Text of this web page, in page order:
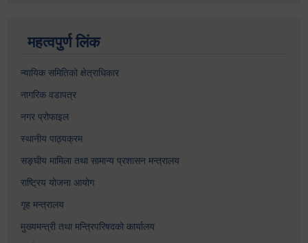
महत्वपुर्ण लिंक
न्यायिक समितिको क्षेत्राधिकार
नागरिक वडापत्र
नगर प्रोफाइल
स्थानीय पाठ्यक्रम
सङ्घीय मामिला तथा सामान्य प्रशासन मन्त्रालय
राष्ट्रिय योजना आयोग
गृह मन्त्रालय
मुख्यमन्त्री तथा मन्त्रिपरिषदको कार्यालय